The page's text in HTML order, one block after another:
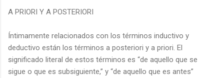
A PRIORI Y A POSTERIORI
Íntimamente relacionados con los términos inductivo y
deductivo están los términos a posteriori y a priori. El
significado literal de estos términos es “de aquello que se
sigue o que es subsiguiente,” y “de aquello que es antes”